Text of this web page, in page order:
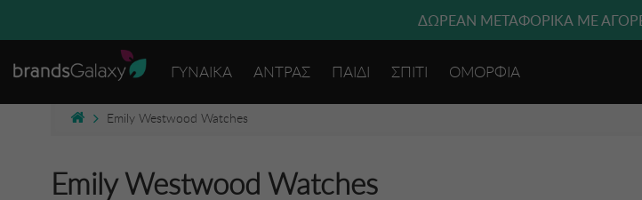
ΔΩΡΕΑΝ ΜΕΤΑΦΟΡΙΚΑ ΜΕ
ΓΥΝΑΙΚΑ ΑΝΤΡΑΣ ΠΑΙΔΙ ΣΠΙΤΙ ΟΜΟΡΦΙΑ
Emily Westwood Watches
Emily Westwood Watches